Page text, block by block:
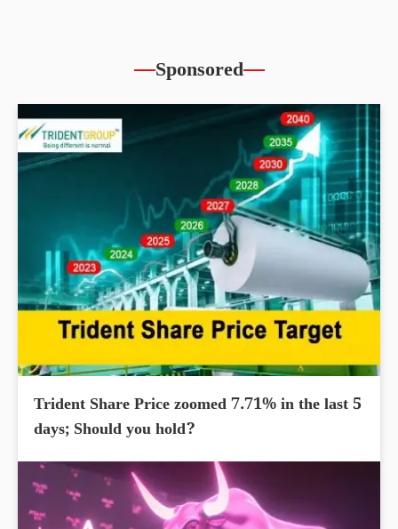
Sponsored
Trident Share Price zoomed 7.71% in the last 5
days; Should you hold?